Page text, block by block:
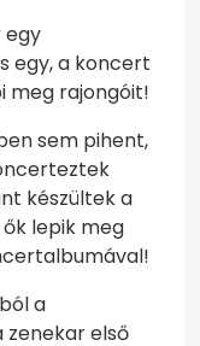
egy
egy, a koncert
meg rajongóit!
sem pihent,
készültek a
lepik meg
a
zenekar első